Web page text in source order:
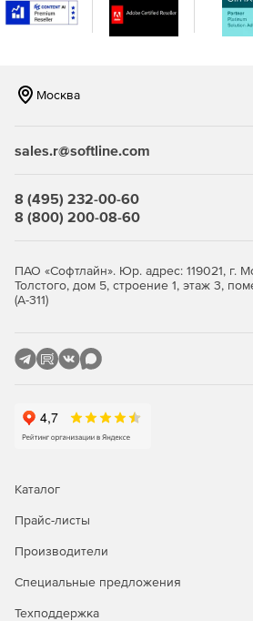
Металлические конструкции,
системе ГРУНТ, а также
сочетания нагрузок по Еврокоду.
расчета сечений стержней и
Реализована утилита расчета
Добавлено определение
грунта.
слоя в основании фундаментов.
типа сечений поперечных
Реализован расчет деревянных
нормативам СССР, Украины,
Москва
sales.r@softline.com
8 (495) 232-00-60
8 (800) 200-08-60
ПАО «Софтлайн». Юр. адрес: 119021, г.
Толстого, дом 5, строение 1, этаж 3,
(А-311)
Каталог
Прайс-листы
Производители
Специальные предложения
Техподдержка